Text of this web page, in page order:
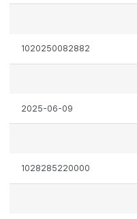
1020250082882
2025-06-09
1028285220000